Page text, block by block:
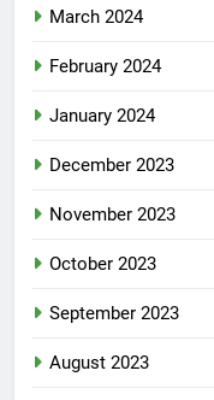
March 2024
February 2024
January 2024
December 2023
November 2023
October 2023
September 2023
August 2023